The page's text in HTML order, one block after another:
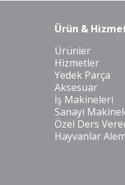
Ürün &
Ürünler
Hizmetler
Yedek Parça
Aksesuar
İş Makineleri
Sanayi
Özel Ders
Hayvanlar